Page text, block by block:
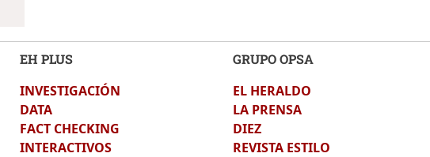
EH PLUS
INVESTIGACIÓN
DATA
FACT CHECKING
INTERACTIVOS
GRUPO OPSA
EL HERALDO
LA PRENSA
DIEZ
REVISTA ESTILO